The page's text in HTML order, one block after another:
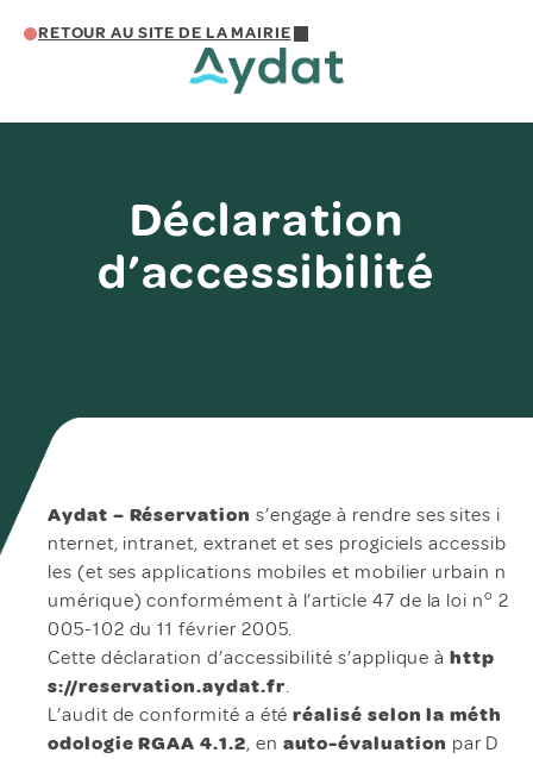
RETOUR AU SITE DE LA MAIRIE
Déclaration
d’accessibilité
Aydat – Réservation s’engage à rendre ses sites i
nternet, intranet, extranet et ses progiciels accessib
les (et ses applications mobiles et mobilier urbain n
umérique) conformément à l’article 47 de la loi no 2
005-102 du 11 février 2005.
Cette déclaration d’accessibilité s’applique àhttp
s://reservation.aydat.fr.
L’audit de conformité a étéréalisé selon la méth
odologie RGAA 4.1.2, en auto-évaluation par D